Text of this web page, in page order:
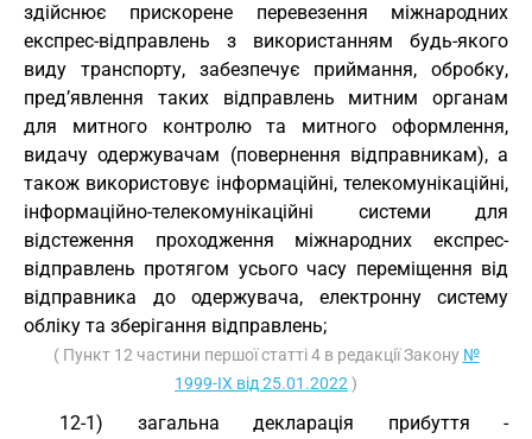
здійснює прискорене перевезення міжнародних
експрес-відправлень з використанням будь-якого
виду транспорту, забезпечує приймання, обробку,
пред’явлення таких відправлень митним органам
для митного контролю та митного оформлення,
видачу одержувачам (повернення відправникам), а
також використовує інформаційні, телекомунікаційні,
інформаційно-телекомунікаційні системи для
відстеження проходження міжнародних експрес-
відправлень протягом усього часу переміщення від
відправника до одержувача, електронну систему
обліку та зберігання відправлень;
( Пункт 12 частини першої статті 4 в редакції Закону №
1999-IX від 25.01.2022 )
12-1) загальна декларація прибуття -